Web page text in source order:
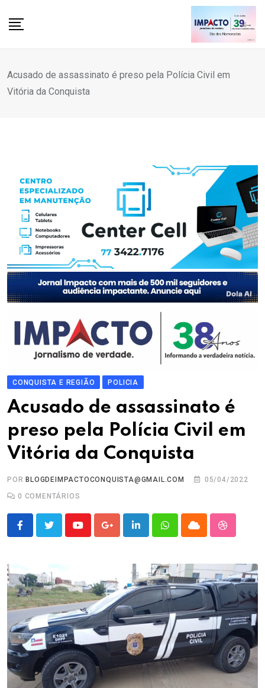
Acusado de assassinato é preso pela Polícia Civil em
Vitória da Conquista
CONQUISTA E REGIÃO POLICIA
Acusado de assassinato é
preso pela Polícia Civil em
Vitória da Conquista
POR BLOGDEIMPACTOCONQUISTA@GMAIL.COM
05/04/2022
0 COMENTÁRIOS
YoutubeGoogle+LinkedInWhatsappCloud